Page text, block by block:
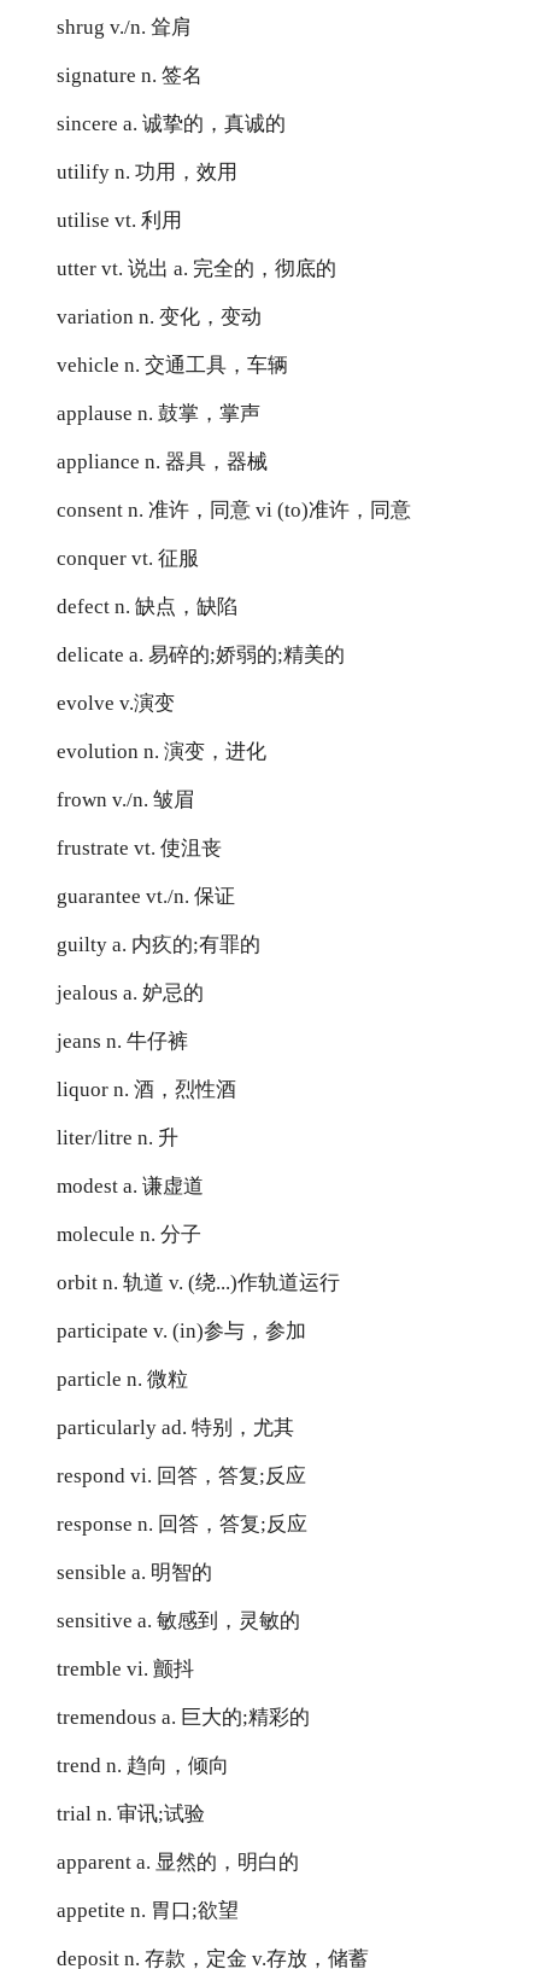
shrug v./n. 耸肩
signature n. 签名
sincere a. 诚挚的，真诚的
utilify n. 功用，效用
utilise vt. 利用
utter vt. 说出 a. 完全的，彻底的
variation n. 变化，变动
vehicle n. 交通工具，车辆
applause n. 鼓掌，掌声
appliance n. 器具，器械
consent n. 准许，同意 vi (to)准许，同意
conquer vt. 征服
defect n. 缺点，缺陷
delicate a. 易碎的;娇弱的;精美的
evolve v.演变
evolution n. 演变，进化
frown v./n. 皱眉
frustrate vt. 使沮丧
guarantee vt./n. 保证
guilty a. 内疚的;有罪的
jealous a. 妒忌的
jeans n. 牛仔裤
liquor n. 酒，烈性酒
liter/litre n. 升
modest a. 谦虚道
molecule n. 分子
orbit n. 轨道 v. (绕...)作轨道运行
participate v. (in)参与，参加
particle n. 微粒
particularly ad. 特别，尤其
respond vi. 回答，答复;反应
response n. 回答，答复;反应
sensible a. 明智的
sensitive a. 敏感到，灵敏的
tremble vi. 颤抖
tremendous a. 巨大的;精彩的
trend n. 趋向，倾向
trial n. 审讯;试验
apparent a. 显然的，明白的
appetite n. 胃口;欲望
deposit n. 存款，定金 v.存放，储蓄